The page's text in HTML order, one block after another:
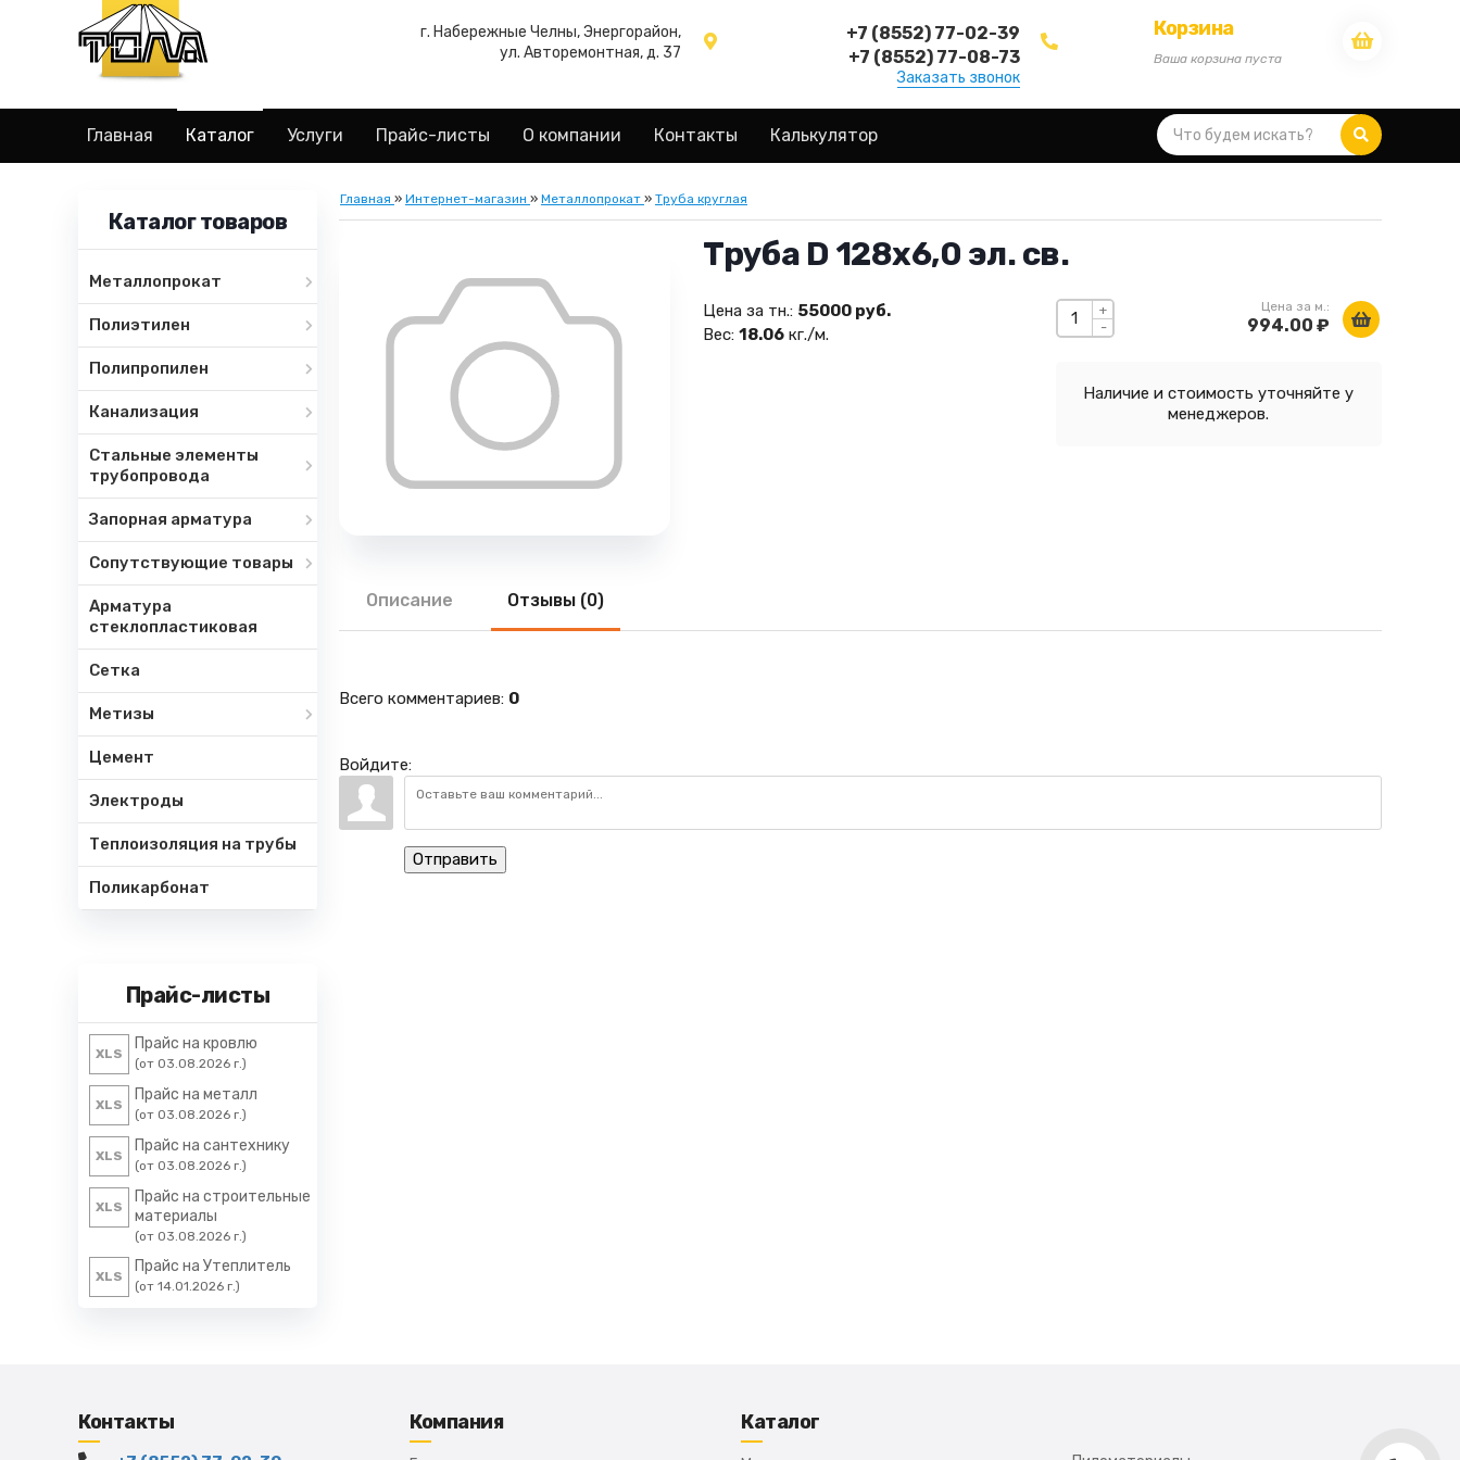
г. Набережные Челны, Энергорайон,
ул. Авторемонтная, д. 37
+7 (8552) 77-02-39
+7 (8552) 77-08-73
Заказать звонок
Корзина
Ваша корзина пуста
Главная Каталог Услуги Прайс-листы О компании Контакты Калькулятор
Каталог товаров
Металлопрокат
Полиэтилен
Полипропилен
Канализация
Стальные элементы
трубопровода
Запорная арматура
Сопутствующие товары
Арматура
стеклопластиковая
Сетка
Метизы
Цемент
Электроды
Теплоизоляция на трубы
Поликарбонат
Прайс-листы
XLS
Прайс на кровлю
(от 03.08.2026 г.)
XLS
Прайс на металл
(от 03.08.2026 г.)
XLS
Прайс на сантехнику
(от 03.08.2026 г.)
XLS
Прайс на строительные
материалы
(от 03.08.2026 г.)
XLS
Прайс на Утеплитель
(от 14.01.2026 г.)
Главная » Интернет-магазин » Металлопрокат » Труба круглая
Труба D 128х6,0 эл. св.
-
+ Цена за м.:
994.00 ₽
Наличие и стоимость уточняйте у
менеджеров.
Цена за тн.: 55000 руб.
Вес: 18.06кг./м.
Описание Отзывы (0)
Всего комментариев: 0
Войдите:
Отправить
Контакты Компания Каталог